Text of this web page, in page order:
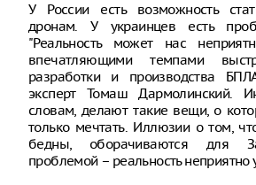
У России есть возможность
дронам. У украинцев есть
"Реальность может нас
впечатляющими темпами
разработки и производства
эксперт Томаш Дармолинский.
словам, делают такие вещи, о
только мечтать. Иллюзии о том,
бедны, оборачиваются для
проблемой – реальность неприятно